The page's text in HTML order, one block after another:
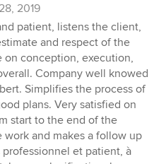
2019
patient, listens the client,
and respect of the
on conception, execution,
Company well knowed
Simplifies the process of
plans. Very satisfied on
start to the end of the
work and makes a follow up
professionnel et patient, à